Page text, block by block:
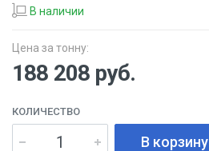
В наличии
Цена за тонну:
188 208 руб.
КОЛИЧЕСТВО
В корзину